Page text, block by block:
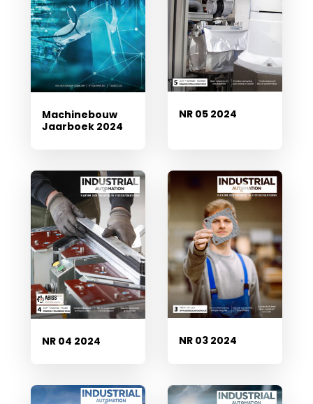
Machinebouw
Jaarboek 2024
NR 05 2024
NR 04 2024 NR 03 2024